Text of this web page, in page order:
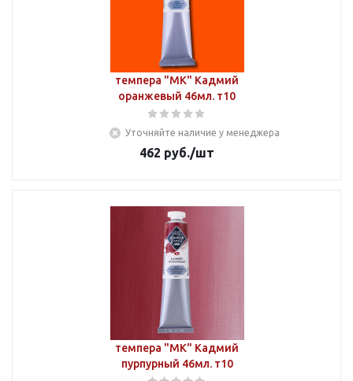
темпера "МК" Кадмий
оранжевый 46мл. т10
Уточняйте наличие у менеджера
462 руб./шт
темпера "МК" Кадмий
пурпурный 46мл. т10